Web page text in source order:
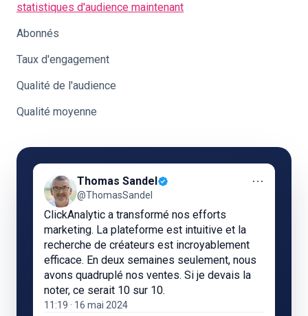
statistiques d'audience maintenant
Abonnés
Taux d'engagement
Qualité de l'audience
Qualité moyenne
Thomas Sandel
@ThomasSandel
⋯
ClickAnalytic a transformé nos efforts
marketing. La plateforme est intuitive et la
recherche de créateurs est incroyablement
efficace. En deux semaines seulement, nous
avons quadruplé nos ventes. Si je devais la
noter, ce serait 10 sur 10.
11:19 · 16 mai 2024